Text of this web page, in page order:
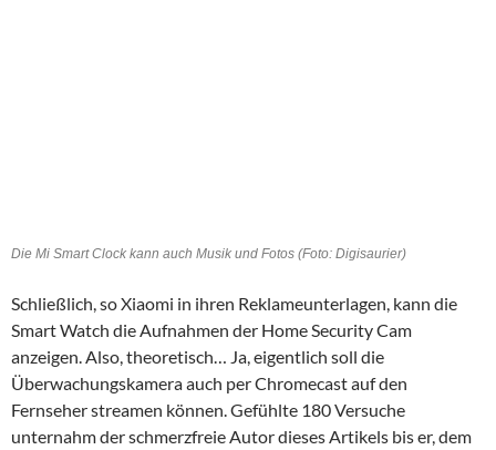
Die Mi Smart Clock kann auch Musik und Fotos (Foto: Digisaurier)
Schließlich, so Xiaomi in ihren Reklameunterlagen, kann die
Smart Watch die Aufnahmen der Home Security Cam
anzeigen. Also, theoretisch… Ja, eigentlich soll die
Überwachungskamera auch per Chromecast auf den
Fernseher streamen können. Gefühlte 180 Versuche
unternahm der schmerzfreie Autor dieses Artikels bis er, dem